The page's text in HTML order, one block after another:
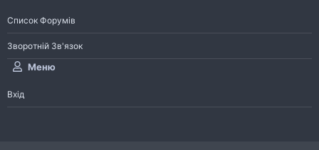
Список Форумів
Зворотній Зв'язок
Меню
Вхід